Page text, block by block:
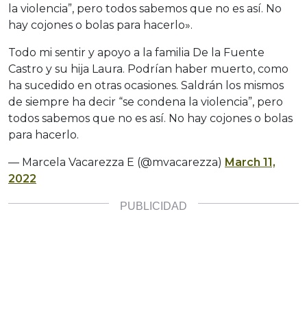
la violencia”, pero todos sabemos que no es así. No
hay cojones o bolas para hacerlo».
Todo mi sentir y apoyo a la familia De la Fuente
Castro y su hija Laura. Podrían haber muerto, como
ha sucedido en otras ocasiones. Saldrán los mismos
de siempre ha decir “se condena la violencia”, pero
todos sabemos que no es así. No hay cojones o bolas
para hacerlo.
— Marcela Vacarezza E (@mvacarezza) March 11,
2022